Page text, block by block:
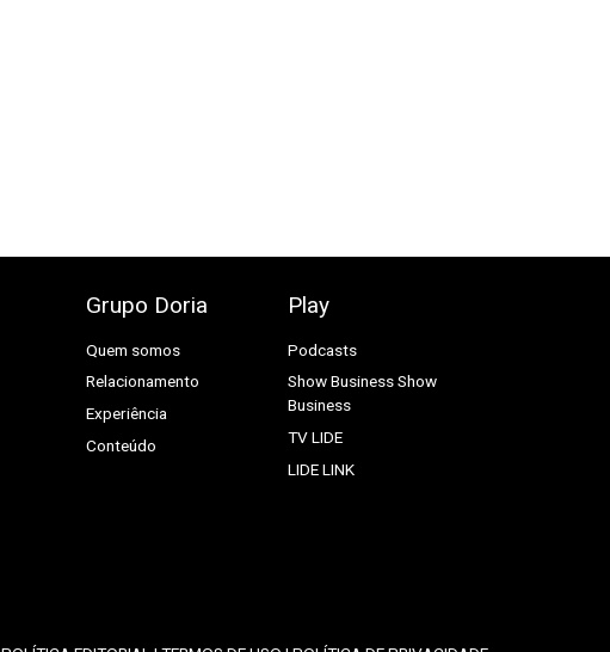
Grupo Doria
Quem somos
Relacionamento
Experiência
Conteúdo
Play
Podcasts
Show BusinessShow
Business
TV LIDE
LIDE LINK